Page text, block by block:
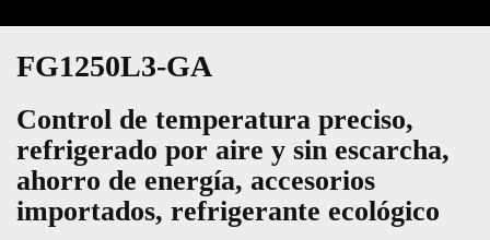
FG1250L3-GA
Control de temperatura preciso,
refrigerado por aire y sin escarcha,
ahorro de energía, accesorios
importados, refrigerante ecológico